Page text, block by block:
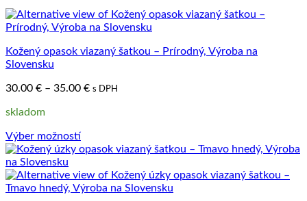
Kožený opasok viazaný šatkou – Prírodný, Výroba na
Slovensku
30.00 € – 35.00 €Price
s DPH
skladom
Výber možností
Tento
produkt
má
viacero